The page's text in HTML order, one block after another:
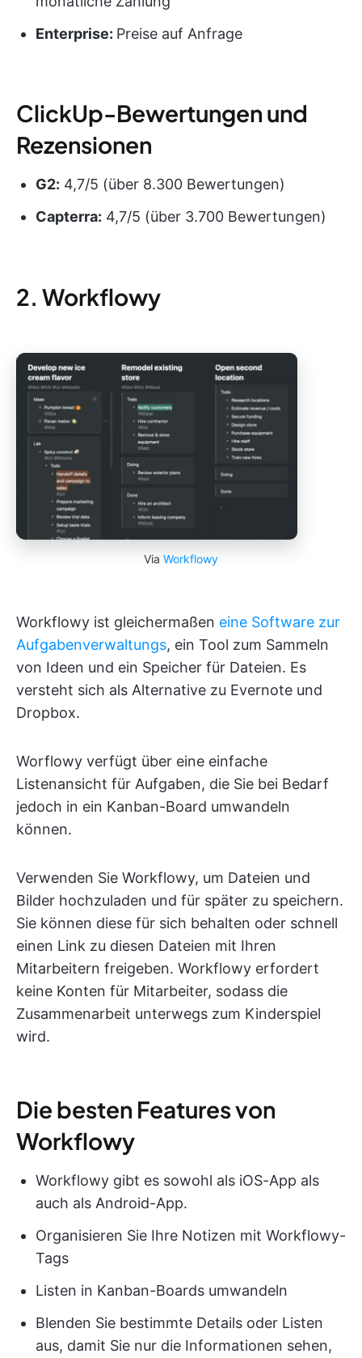
Enterprise: Preise auf Anfrage
ClickUp-Bewertungen und
Rezensionen
G2: 4,7/5 (über 8.300 Bewertungen)
Capterra: 4,7/5 (über 3.700 Bewertungen)
2. Workflowy
Via Workflowy
Workflowy ist gleichermaßen eine Software zur
Aufgabenverwaltungs, ein Tool zum Sammeln
von Ideen und ein Speicher für Dateien. Es
versteht sich als Alternative zu Evernote und
Dropbox.
Worflowy verfügt über eine einfache
Listenansicht für Aufgaben, die Sie bei Bedarf
jedoch in ein Kanban-Board umwandeln
können.
Verwenden Sie Workflowy, um Dateien und
Bilder hochzuladen und für später zu speichern.
Sie können diese für sich behalten oder schnell
einen Link zu diesen Dateien mit Ihren
Mitarbeitern freigeben. Workflowy erfordert
keine Konten für Mitarbeiter, sodass die
Zusammenarbeit unterwegs zum Kinderspiel
wird.
Die besten Features von
Workflowy
Workflowy gibt es sowohl als iOS-App als
auch als Android-App.
Organisieren Sie Ihre Notizen mit Workflowy-
Tags
Listen in Kanban-Boards umwandeln
Blenden Sie bestimmte Details oder Listen
aus, damit Sie nur die Informationen sehen,